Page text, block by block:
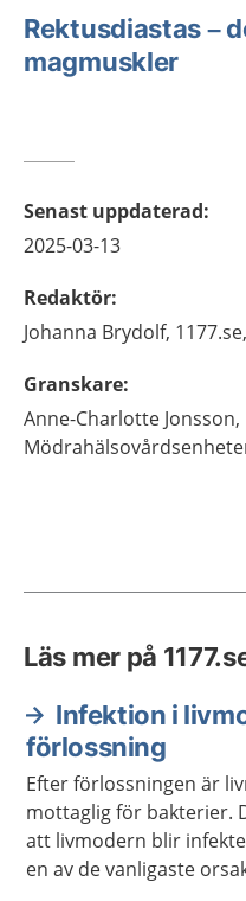
Rektusdiastas –
magmuskler
Senast uppdaterad:
2025-03-13
Redaktör:
Johanna Brydolf,
Granskare:
Anne-Charlotte Jonsson,
Läs mer på
Infektion i
förlossning
Efter förlossningen är
mottaglig för bakterier.
att livmodern blir
en av de vanligaste